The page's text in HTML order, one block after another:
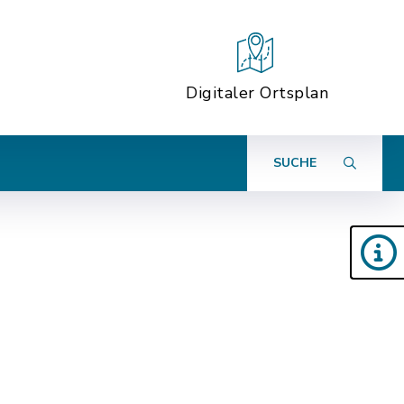
Digitaler Ortsplan
SUCHE